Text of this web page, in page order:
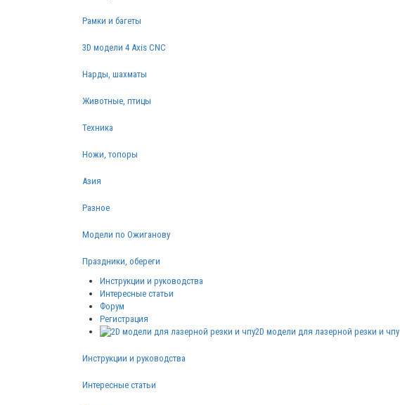
Рамки и багеты
3D модели 4 Axis CNC
Нарды, шахматы
Животные, птицы
Техника
Ножи, топоры
Азия
Разное
Модели по Ожиганову
Праздники, обереги
Инструкции и руководства
Интересные статьи
Форум
Регистрация
2D модели для лазерной резки и чпу
Инструкции и руководства
Интересные статьи